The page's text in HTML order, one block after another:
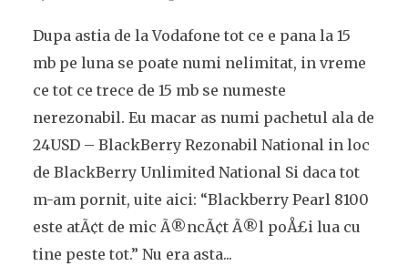
Dupa astia de la Vodafone tot ce e pana la 15
mb pe luna se poate numi nelimitat, in vreme
ce tot ce trece de 15 mb se numeste
nerezonabil. Eu macar as numi pachetul ala de
24USD – BlackBerry Rezonabil National in loc
de BlackBerry Unlimited National Si daca tot
m-am pornit, uite aici: “Blackberry Pearl 8100
este atÃ¢t de mic Ã®ncÃ¢t Ã®l poÅ£i lua cu
tine peste tot.” Nu era asta...